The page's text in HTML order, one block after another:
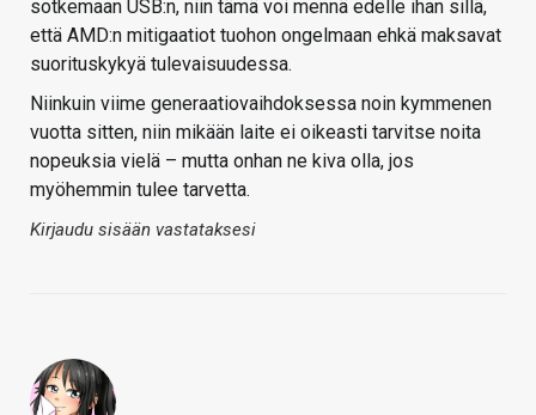
sotkemaan USB:n, niin tämä voi mennä edelle ihan sillä,
että AMD:n mitigaatiot tuohon ongelmaan ehkä maksavat
suorituskykyä tulevaisuudessa.
Niinkuin viime generaatiovaihdoksessa noin kymmenen
vuotta sitten, niin mikään laite ei oikeasti tarvitse noita
nopeuksia vielä – mutta onhan ne kiva olla, jos
myöhemmin tulee tarvetta.
Kirjaudu sisään vastataksesi